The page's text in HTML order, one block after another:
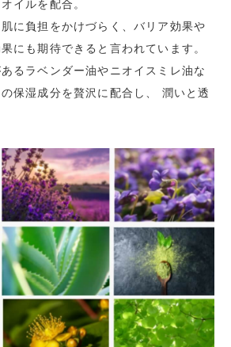
イルを配合。
に負担をかけづらく、バリア効果や
にも期待できると言われています。
るラベンダー油やニオイスミレ油な
保湿成分を贅沢に配合し、 潤いと透